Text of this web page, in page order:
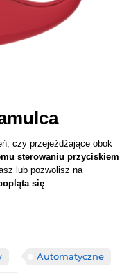
czy przejeżdżające obok
sterowaniu przyciskiem
lub pozwolisz na
się.
Automatyczne